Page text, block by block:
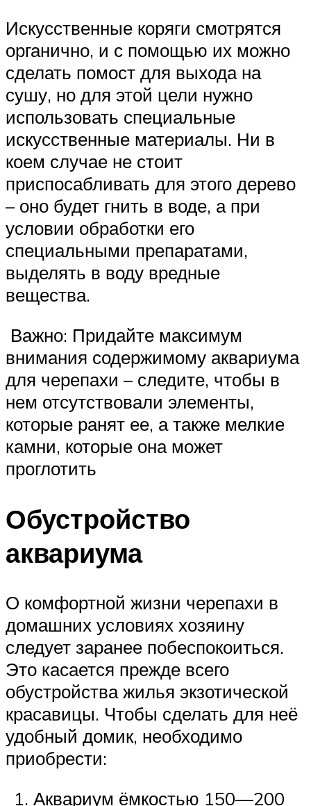
Искусственные коряги смотрятся
органично, и с помощью их можно
сделать помост для выхода на
сушу, но для этой цели нужно
использовать специальные
искусственные материалы. Ни в
коем случае не стоит
приспосабливать для этого дерево
– оно будет гнить в воде, а при
условии обработки его
специальными препаратами,
выделять в воду вредные
вещества.
Важно: Придайте максимум
внимания содержимому аквариума
для черепахи – следите, чтобы в
нем отсутствовали элементы,
которые ранят ее, а также мелкие
камни, которые она может
проглотить
Обустройство
аквариума
О комфортной жизни черепахи в
домашних условиях хозяину
следует заранее побеспокоиться.
Это касается прежде всего
обустройства жилья экзотической
красавицы. Чтобы сделать для неё
удобный домик, необходимо
приобрести:
Аквариум ёмкостью 150—200